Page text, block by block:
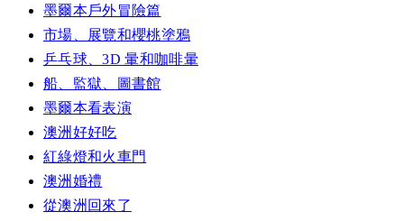
墨爾本戶外冒險篇
市場、展覽和櫻桃塗鴉
乒乓球、3D 暈和咖啡暈
船、監獄、圖書館
墨爾本看表演
澳洲好好吃
紅綠燈和火車門
澳洲婚禮
從澳洲回來了